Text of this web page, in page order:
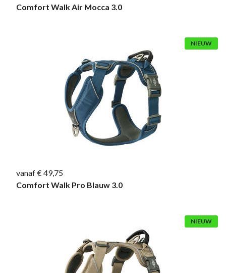
Comfort Walk Air Mocca 3.0
NIEUW
vanaf € 49,75
Comfort Walk Pro Blauw 3.0
NIEUW